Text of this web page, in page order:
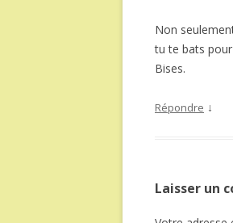
Non
tu te bats pour
Bises.
Répondre ↓
Laisser un